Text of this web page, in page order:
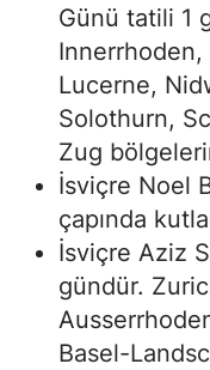
Günü tatili 1
Lucerne,
Solothurn,
Zug
İsviçre Noel
çapında
İsviçre Aziz
gündür.
Basel-